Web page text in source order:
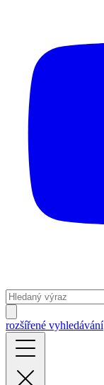
rozšířené vyhledávání